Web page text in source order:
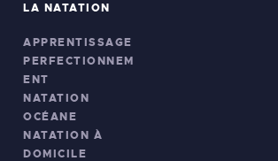
LA NATATION
APPRENTISSAGE
PERFECTIONNEM
ENT
NATATION
OCÉANE
NATATION À
DOMICILE